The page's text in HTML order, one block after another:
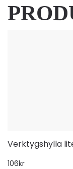
Verktygshylla
106kr